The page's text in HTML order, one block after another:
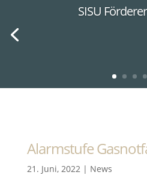
SISU
Alarmstufe
21. Juni, 2022| News